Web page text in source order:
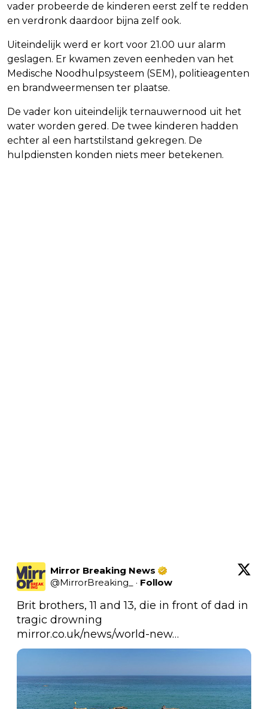
vader probeerde de kinderen eerst zelf te redden
en verdronk daardoor bijna zelf ook.
Uiteindelijk werd er kort voor 21.00 uur alarm
geslagen. Er kwamen zeven eenheden van het
Medische Noodhulpsysteem (SEM), politieagenten
en brandweermensen ter plaatse.
De vader kon uiteindelijk ternauwernood uit het
water worden gered. De twee kinderen hadden
echter al een hartstilstand gekregen. De
hulpdiensten konden niets meer betekenen.
Mirror Breaking News
@MirrorBreaking_ · Follow
Brit brothers, 11 and 13, die in front of dad in
mirror.co.uk/news/world-new…